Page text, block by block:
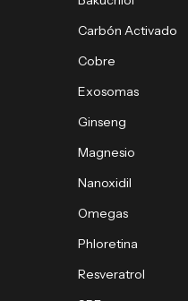
Carbón Activado
Cobre
Exosomas
Ginseng
Magnesio
Nanoxidil
Omegas
Phloretina
Resveratrol